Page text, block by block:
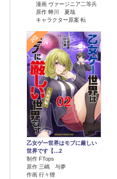
漫画 ヴァージニア二等兵
原作 蝉川 夏哉
キャラクター原案 転
2位
乙女ゲー世界はモブに厳しい
世界です【…2
制作 FTops
原作 三嶋 与夢
作画 行々狸